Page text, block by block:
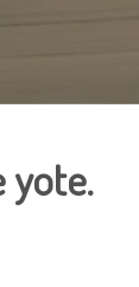
yote.